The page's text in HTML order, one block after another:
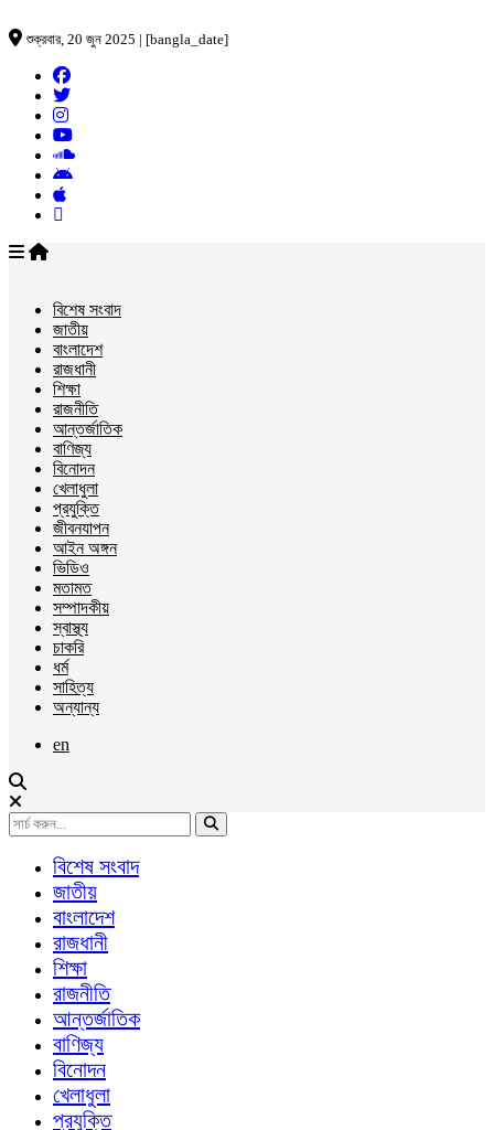
শুক্রবার, 20 জুন 2025 | [bangla_date]
বিশেষ সংবাদ
জাতীয়
বাংলাদেশ
রাজধানী
শিক্ষা
রাজনীতি
আন্তর্জাতিক
বাণিজ্য
বিনোদন
খেলাধুলা
প্রযুক্তি
জীবনযাপন
আইন অঙ্গন
ভিডিও
মতামত
সম্পাদকীয়
স্বাস্থ্য
চাকরি
ধর্ম
সাহিত্য
অন্যান্য
en
বিশেষ সংবাদ
জাতীয়
বাংলাদেশ
রাজধানী
শিক্ষা
রাজনীতি
আন্তর্জাতিক
বাণিজ্য
বিনোদন
খেলাধুলা
প্রযুক্তি